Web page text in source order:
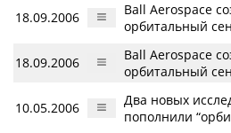
18.09.2006
Ball Aerospace
орбитальный
18.09.2006
Ball Aerospace
орбитальный
10.05.2006
Два новых
пополнили